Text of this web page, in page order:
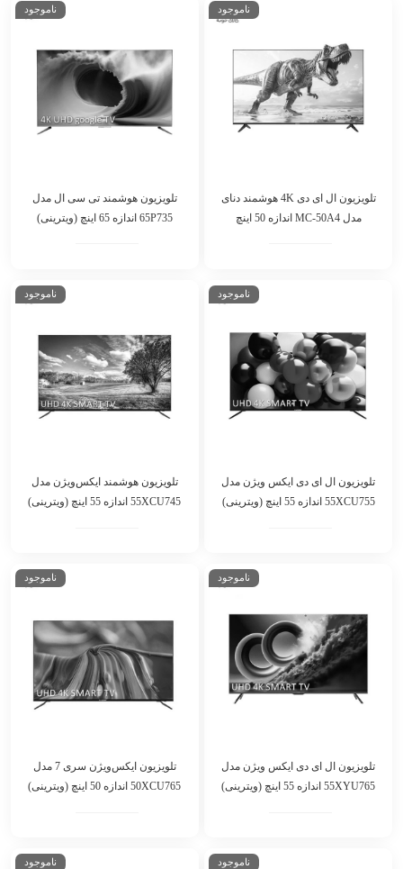
ناموجود
تلویزیون ال ای دی 4K هوشمند دنای
مدل MC-50A4 اندازه 50 اینچ
ناموجود
تلویزیون هوشمند تی سی ال مدل
65P735 اندازه 65 اینچ (ویترینی)
ناموجود
تلویزیون ال ای دی ایکس ویژن مدل
55XCU755 اندازه 55 اینچ (ویترینی)
ناموجود
تلویزیون هوشمند ایکس‌ویژن مدل
55XCU745 اندازه 55 اینچ (ویترینی)
ناموجود
تلویزیون ال ای دی ایکس ویژن مدل
55XYU765 اندازه 55 اینچ (ویترینی)
ناموجود
تلویزیون ایکس‌ویژن سری 7 مدل
50XCU765 اندازه 50 اینچ (ویترینی)
ناموجود ناموجود